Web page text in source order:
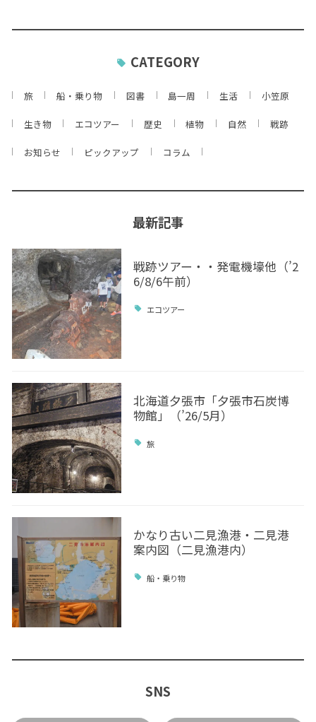
CATEGORY
旅 船・乗り物 図書 島一周 生活 小笠原
生き物 エコツアー 歴史 植物 自然 戦跡
お知らせ ピックアップ コラム
最新記事
戦跡ツアー・・発電機壕他（’2
6/8/6午前）
エコツアー
北海道夕張市「夕張市石炭博
物館」（’26/5月）
旅
かなり古い二見漁港・二見港
案内図（二見漁港内）
船・乗り物
SNS